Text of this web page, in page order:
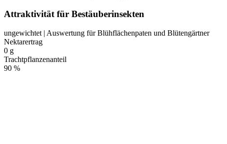
Attraktivität für Bestäuberinsekten
ungewichtet | Auswertung für Blühflächenpaten und Blütengärtner
Nektarertrag
0 g
Trachtpflanzenanteil
90 %